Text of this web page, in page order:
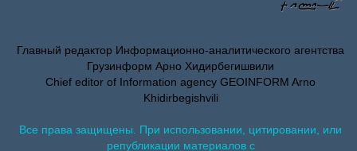
Главный редактор Информационно-аналитического агентства
Грузинформ Арно Хидирбегишвили
Chief editor of Information agency GEOINFORM Arno
Khidirbegishvili
Все права защищены. При использовании, цитировании, или
републикации материалов с